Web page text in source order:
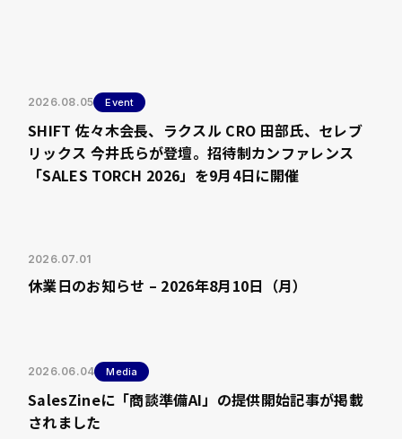
2026.08.05 Event
SHIFT 佐々木会長、ラクスル CRO 田部氏、セレブ
リックス 今井氏らが登壇。招待制カンファレンス
「SALES TORCH 2026」を9月4日に開催
2026.07.01
休業日のお知らせ – 2026年8月10日（月）
2026.06.04 Media
SalesZineに「商談準備AI」の提供開始記事が掲載
されました